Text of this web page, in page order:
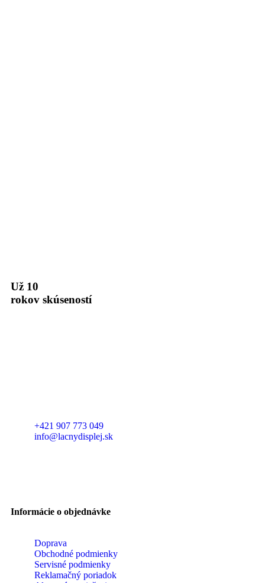
Už 10
rokov skúseností
+421 907 773 049
info@lacnydisplej.sk
Informácie o objednávke
Doprava
Obchodné podmienky
Servisné podmienky
Reklamačný poriadok